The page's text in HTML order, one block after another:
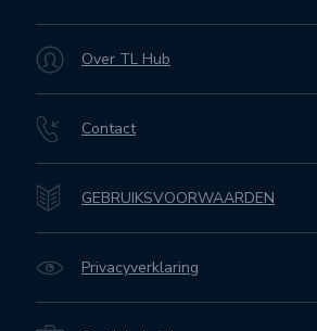
Over TL Hub
Contact
GEBRUIKSVOORWAARDEN
Privacyverklaring